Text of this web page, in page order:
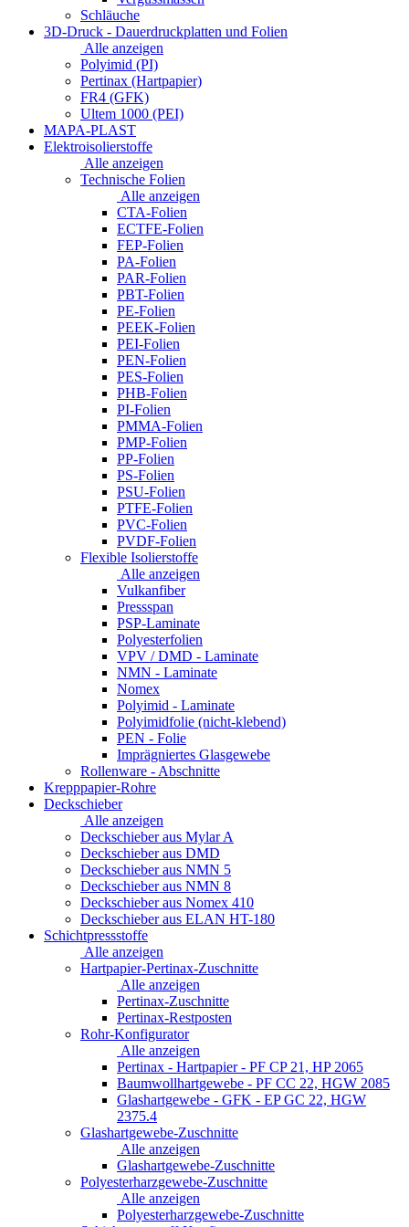
Schläuche
3D-Druck - Dauerdruckplatten und Folien
Alle anzeigen
Polyimid (PI)
Pertinax (Hartpapier)
FR4 (GFK)
Ultem 1000 (PEI)
MAPA-PLAST
Elektroisolierstoffe
Alle anzeigen
Technische Folien
Alle anzeigen
CTA-Folien
ECTFE-Folien
FEP-Folien
PA-Folien
PAR-Folien
PBT-Folien
PE-Folien
PEEK-Folien
PEI-Folien
PEN-Folien
PES-Folien
PHB-Folien
PI-Folien
PMMA-Folien
PMP-Folien
PP-Folien
PS-Folien
PSU-Folien
PTFE-Folien
PVC-Folien
PVDF-Folien
Flexible Isolierstoffe
Alle anzeigen
Vulkanfiber
Pressspan
PSP-Laminate
Polyesterfolien
VPV / DMD - Laminate
NMN - Laminate
Nomex
Polyimid - Laminate
Polyimidfolie (nicht-klebend)
PEN - Folie
Imprägniertes Glasgewebe
Rollenware - Abschnitte
Krepppapier-Rohre
Deckschieber
Alle anzeigen
Deckschieber aus Mylar A
Deckschieber aus DMD
Deckschieber aus NMN 5
Deckschieber aus NMN 8
Deckschieber aus Nomex 410
Deckschieber aus ELAN HT-180
Schichtpressstoffe
Alle anzeigen
Hartpapier-Pertinax-Zuschnitte
Alle anzeigen
Pertinax-Zuschnitte
Pertinax-Restposten
Rohr-Konfigurator
Alle anzeigen
Pertinax - Hartpapier - PF CP 21, HP 2065
Baumwollhartgewebe - PF CC 22, HGW 2085
Glashartgewebe - GFK - EP GC 22, HGW
2375.4
Glashartgewebe-Zuschnitte
Alle anzeigen
Glashartgewebe-Zuschnitte
Polyesterharzgewebe-Zuschnitte
Alle anzeigen
Polyesterharzgewebe-Zuschnitte